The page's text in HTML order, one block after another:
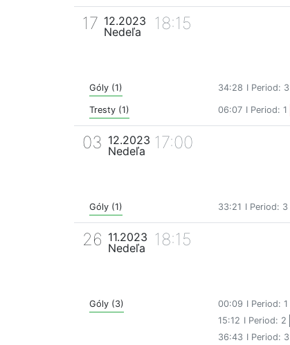
17 12.2023
Nedeľa
18:15
Góly (1) 34:28 I Period: 3
Tresty (1) 06:07 I Period: 1
03 12.2023
Nedeľa
17:00
Góly (1) 33:21 I Period: 3
26 11.2023
Nedeľa
18:15
Góly (3) 00:09 I Period: 1
15:12 I Period: 2
36:43 I Period: 3